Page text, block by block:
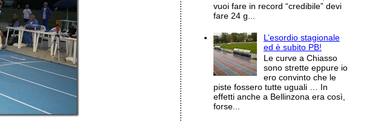
vuoi fare in record “credibile” devi
fare 24 g...
L’esordio stagionale
ed è subito PB!
Le curve a Chiasso
sono strette eppure io
ero convinto che le
piste fossero tutte uguali … In
effetti anche a Bellinzona era così,
forse...